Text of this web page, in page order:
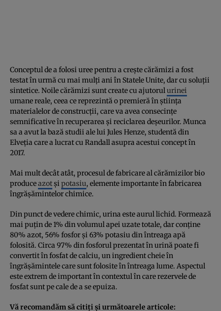
Conceptul de a folosi uree pentru a creşte cărămizi a fost
testat în urmă cu mai mulţi ani în Statele Unite, dar cu soluţii
sintetice. Noile cărămizi sunt create cu ajutorulurinei
umane reale, ceea ce reprezintă o premieră în ştiinţa
materialelor de construcţii, care va avea consecinţe
semnificative în recuperarea şi reciclarea deşeurilor. Munca
sa a avut la bază studii ale lui Jules Henze, studentă din
Elveţia care a lucrat cu Randall asupra acestui concept în
2017.
Mai mult decât atât, procesul de fabricare al cărămizilor bio
produceazotşi potasiu, elemente importante în fabricarea
îngrăşămintelor chimice.
Din punct de vedere chimic, urina este aurul lichid. Formează
mai puţin de 1% din volumul apei uzate totale, dar conţine
80% azot, 56% fosfor şi 63% potasiu din întreaga apă
folosită. Circa 97% din fosforul prezentat în urină poate fi
convertit în fosfat de calciu, un ingredient cheie în
îngrăşămintele care sunt folosite în întreaga lume. Aspectul
este extrem de important în contextul în care rezervele de
fosfat sunt pe cale de a se epuiza.
Vă recomandăm să citiţi şi următoarele articole: